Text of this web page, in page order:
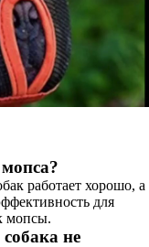
работает хорошо, а
для
мопсы.
не